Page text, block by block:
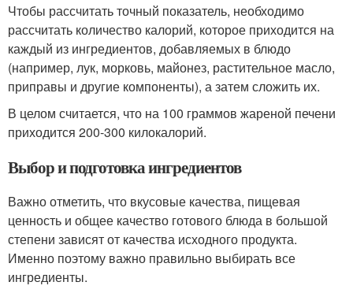
Чтобы рассчитать точный показатель, необходимо
рассчитать количество калорий, которое приходится на
каждый из ингредиентов, добавляемых в блюдо
(например, лук, морковь, майонез, растительное масло,
приправы и другие компоненты), а затем сложить их.
В целом считается, что на 100 граммов жареной печени
приходится 200-300 килокалорий.
Выбор и подготовка ингредиентов
Важно отметить, что вкусовые качества, пищевая
ценность и общее качество готового блюда в большой
степени зависят от качества исходного продукта.
Именно поэтому важно правильно выбирать все
ингредиенты.